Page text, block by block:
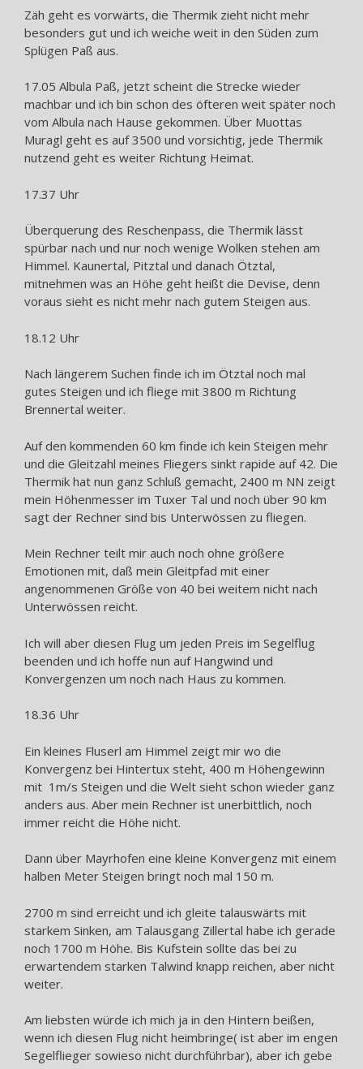
Zäh geht es vorwärts, die Thermik zieht nicht mehr
besonders gut und ich weiche weit in den Süden zum
Splügen Paß aus.
17.05 Albula Paß, jetzt scheint die Strecke wieder
machbar und ich bin schon des öfteren weit später noch
vom Albula nach Hause gekommen. Über Muottas
Muragl geht es auf 3500 und vorsichtig, jede Thermik
nutzend geht es weiter Richtung Heimat.
17.37 Uhr
Überquerung des Reschenpass, die Thermik lässt
spürbar nach und nur noch wenige Wolken stehen am
Himmel. Kaunertal, Pitztal und danach Ötztal,
mitnehmen was an Höhe geht heißt die Devise, denn
voraus sieht es nicht mehr nach gutem Steigen aus.
18.12 Uhr
Nach längerem Suchen finde ich im Ötztal noch mal
gutes Steigen und ich fliege mit 3800 m Richtung
Brennertal weiter.
Auf den kommenden 60 km finde ich kein Steigen mehr
und die Gleitzahl meines Fliegers sinkt rapide auf 42. Die
Thermik hat nun ganz Schluß gemacht, 2400 m NN zeigt
mein Höhenmesser im Tuxer Tal und noch über 90 km
sagt der Rechner sind bis Unterwössen zu fliegen.
Mein Rechner teilt mir auch noch ohne größere
Emotionen mit, daß mein Gleitpfad mit einer
angenommenen Größe von 40 bei weitem nicht nach
Unterwössen reicht.
Ich will aber diesen Flug um jeden Preis im Segelflug
beenden und ich hoffe nun auf Hangwind und
Konvergenzen um noch nach Haus zu kommen.
18.36 Uhr
Ein kleines Fluserl am Himmel zeigt mir wo die
Konvergenz bei Hintertux steht, 400 m Höhengewinn
mit 1m/s Steigen und die Welt sieht schon wieder ganz
anders aus. Aber mein Rechner ist unerbittlich, noch
immer reicht die Höhe nicht.
Dann über Mayrhofen eine kleine Konvergenz mit einem
halben Meter Steigen bringt noch mal 150 m.
2700 m sind erreicht und ich gleite talauswärts mit
starkem Sinken, am Talausgang Zillertal habe ich gerade
noch 1700 m Höhe. Bis Kufstein sollte das bei zu
erwartendem starken Talwind knapp reichen, aber nicht
weiter.
Am liebsten würde ich mich ja in den Hintern beißen,
wenn ich diesen Flug nicht heimbringe( ist aber im engen
Segelflieger sowieso nicht durchführbar), aber ich gebe